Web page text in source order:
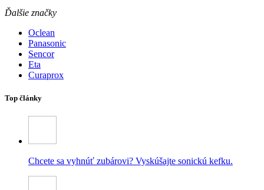
Ďalšie značky
Oclean
Panasonic
Sencor
Eta
Curaprox
Top články
Chcete sa vyhnúť zubárovi? Vyskúšajte sonickú kefku.